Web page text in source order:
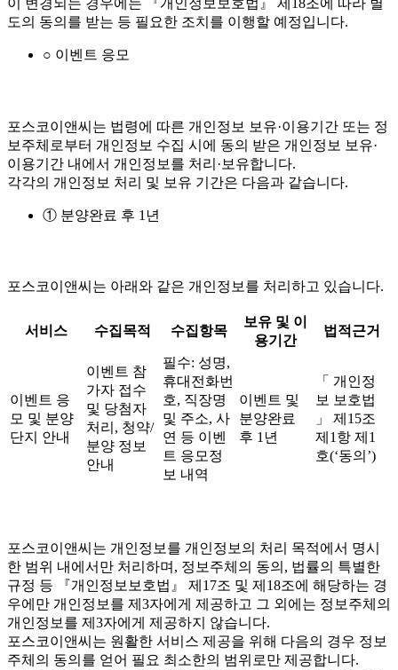
이 변경되는 경우에는 『개인정보보호법』 제18조에 따라 별
도의 동의를 받는 등 필요한 조치를 이행할 예정입니다.
○ 이벤트 응모
포스코이앤씨는 법령에 따른 개인정보 보유·이용기간 또는 정
보주체로부터 개인정보 수집 시에 동의 받은 개인정보 보유·
이용기간 내에서 개인정보를 처리·보유합니다.
각각의 개인정보 처리 및 보유 기간은 다음과 같습니다.
① 분양완료 후 1년
포스코이앤씨는 아래와 같은 개인정보를 처리하고 있습니다.
서비스 수집목적 수집항목
보유 및 이
용기간
법적근거
이벤트 응
모 및 분양
단지 안내
이벤트 참
가자 접수
및 당첨자
처리, 청약/
분양 정보
안내
필수: 성명,
휴대전화번
호, 직장명
및 주소, 사
연 등 이벤
트 응모정
보 내역
이벤트 및
분양완료
후 1년
「 개인정
보 보호법
」 제15조
제1항 제1
호(‘동의’)
포스코이앤씨는 개인정보를 개인정보의 처리 목적에서 명시
한 범위 내에서만 처리하며, 정보주체의 동의, 법률의 특별한
규정 등 『개인정보보호법』 제17조 및 제18조에 해당하는 경
우에만 개인정보를 제3자에게 제공하고 그 외에는 정보주체의
개인정보를 제3자에게 제공하지 않습니다.
포스코이앤씨는 원활한 서비스 제공을 위해 다음의 경우 정보
주체의 동의를 얻어 필요 최소한의 범위로만 제공합니다.